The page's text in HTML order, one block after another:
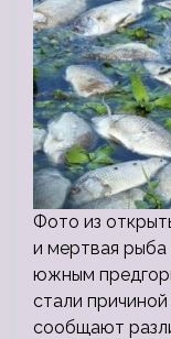
Фото из
и мертвая
южным
стали
сообщают